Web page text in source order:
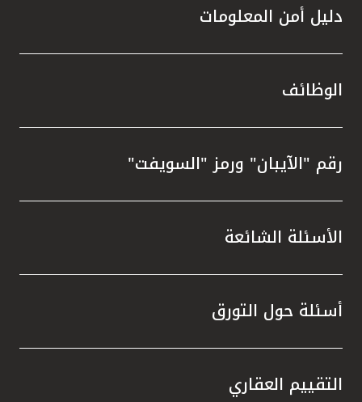
دليل أمن المعلومات
الوظائف
رقم "الآيبان" ورمز "السويفت"
الأسئلة الشائعة
أسئلة حول التورق
التقييم العقاري